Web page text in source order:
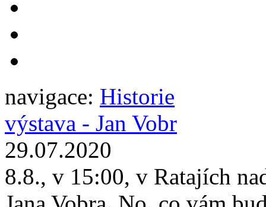
navigace: Historie
výstava - Jan Vobr
29.07.2020
8.8., v 15:00, v Ratajích